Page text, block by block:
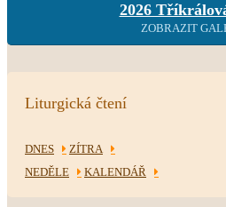
2026
ZOBRAZIT
Liturgická čtení
DNES
ZÍTRA
NEDĚLE
KALENDÁŘ